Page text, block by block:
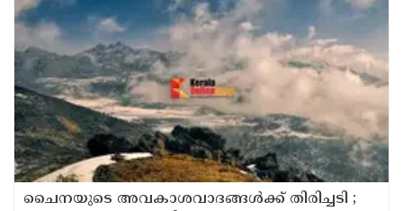
ചൈനയുടെ അവകാശവാദങ്ങൾക്ക് തിരിച്ചടി ;